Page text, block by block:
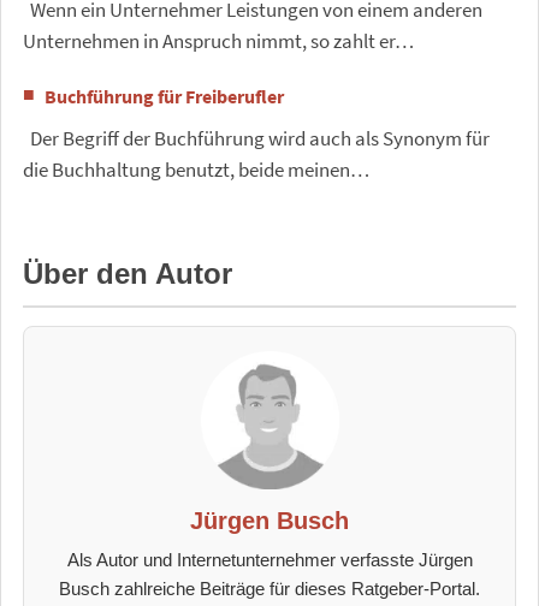
Wenn ein Unternehmer Leistungen von einem anderen
Unternehmen in Anspruch nimmt, so zahlt er…
Buchführung für Freiberufler
Der Begriff der Buchführung wird auch als Synonym für
die Buchhaltung benutzt, beide meinen…
Über den Autor
Jürgen Busch
Als Autor und Internetunternehmer verfasste Jürgen
Busch zahlreiche Beiträge für dieses Ratgeber-Portal.